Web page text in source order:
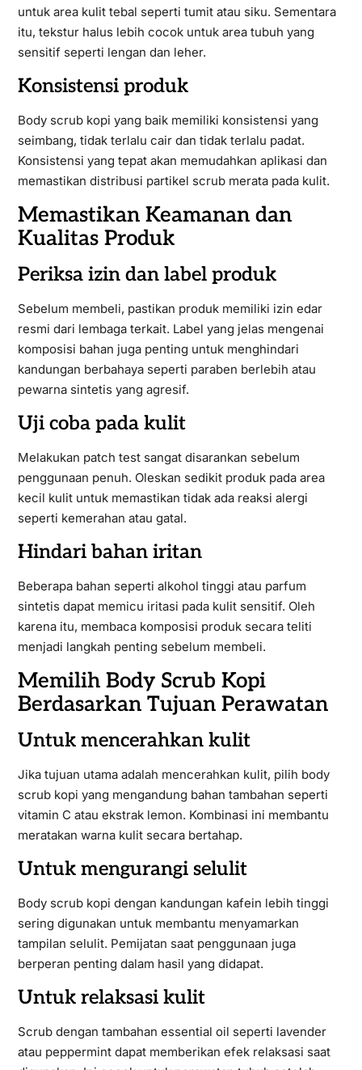
untuk area kulit tebal seperti tumit atau siku. Sementara
itu, tekstur halus lebih cocok untuk area tubuh yang
sensitif seperti lengan dan leher.
Konsistensi produk
Body scrub kopi yang baik memiliki konsistensi yang
seimbang, tidak terlalu cair dan tidak terlalu padat.
Konsistensi yang tepat akan memudahkan aplikasi dan
memastikan distribusi partikel scrub merata pada kulit.
Memastikan Keamanan dan
Kualitas Produk
Periksa izin dan label produk
Sebelum membeli, pastikan produk memiliki izin edar
resmi dari lembaga terkait. Label yang jelas mengenai
komposisi bahan juga penting untuk menghindari
kandungan berbahaya seperti paraben berlebih atau
pewarna sintetis yang agresif.
Uji coba pada kulit
Melakukan patch test sangat disarankan sebelum
penggunaan penuh. Oleskan sedikit produk pada area
kecil kulit untuk memastikan tidak ada reaksi alergi
seperti kemerahan atau gatal.
Hindari bahan iritan
Beberapa bahan seperti alkohol tinggi atau parfum
sintetis dapat memicu iritasi pada kulit sensitif. Oleh
karena itu, membaca komposisi produk secara teliti
menjadi langkah penting sebelum membeli.
Memilih Body Scrub Kopi
Berdasarkan Tujuan Perawatan
Untuk mencerahkan kulit
Jika tujuan utama adalah mencerahkan kulit, pilih body
scrub kopi yang mengandung bahan tambahan seperti
vitamin C atau ekstrak lemon. Kombinasi ini membantu
meratakan warna kulit secara bertahap.
Untuk mengurangi selulit
Body scrub kopi dengan kandungan kafein lebih tinggi
sering digunakan untuk membantu menyamarkan
tampilan selulit. Pemijatan saat penggunaan juga
berperan penting dalam hasil yang didapat.
Untuk relaksasi kulit
Scrub dengan tambahan essential oil seperti lavender
atau peppermint dapat memberikan efek relaksasi saat